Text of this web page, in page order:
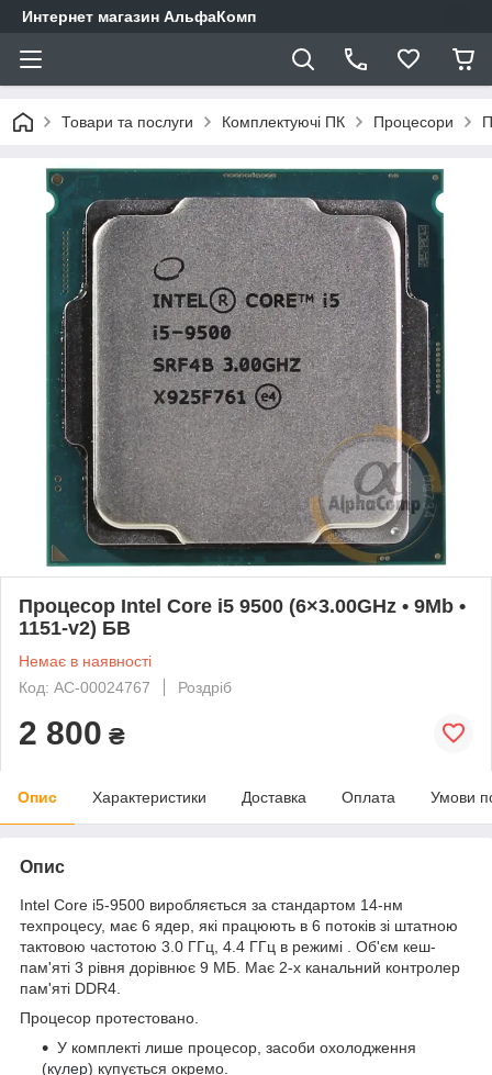
Интернет магазин АльфаКомп
Товари та послуги Комплектуючі ПК Процесори
Процесор Intel Core i5 9500 (6×3.00GHz • 9Mb •
1151-v2) БВ
Немає в наявності
Код: AC-00024767
Роздріб
2 800 ₴
Опис Характеристики Доставка Оплата Умови
Опис
Intel Core i5-9500 виробляється за стандартом 14-нм
техпроцесу, має 6 ядер, які працюють в 6 потоків зі штатною
тактовою частотою 3.0 ГГц, 4.4 ГГц в режимі . Об'єм кеш-
пам'яті 3 рівня дорівнює 9 МБ. Має 2-х канальний контролер
пам'яті DDR4.
Процесор протестовано.
У комплекті лише процесор, засоби охолодження
(кулер) купується окремо.